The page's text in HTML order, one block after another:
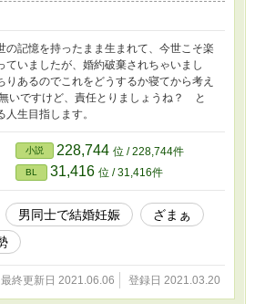
の記憶を持ったまま生まれて、今世こそ楽
ていましたが、婚約破棄されちゃいまし
りあるのでこれをどうするか寝てから考え
いですけど、責任とりましょうね？ と
生目指します。
小説 228,744 位 / 228,744件
BL 31,416 位 / 31,416件
男同士で結婚妊娠
ざまぁ
最終更新日 2021.06.06 登録日 2021.03.20